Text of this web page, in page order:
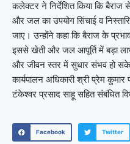
कलेक्टर ने निर्देशित किया कि
और जल का उपयोग सिंचाई व निस्तारि
जाए। उन्होंने कहा कि बैराज के
इससे खेती और जल आपूर्ति में बड़ा
और जीवन स्तर में सुधार संभव हो
कार्यपालन अधिकारी श्री प्रेम
टंकेश्वर प्रसाद साहू सहित संबंधित
Facebook Twitter